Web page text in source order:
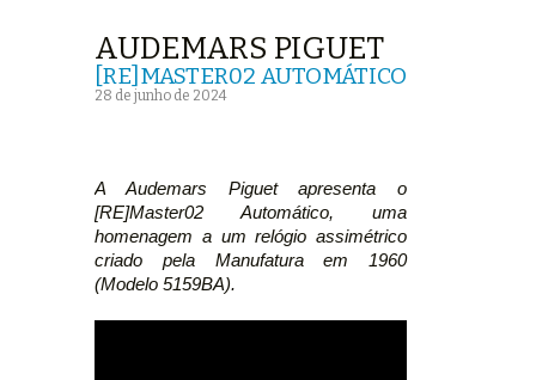
AUDEMARS PIGUET
[RE]MASTER02 AUTOMÁTICO
28 de junho de 2024
A Audemars Piguet apresenta o
[RE]Master02 Automático, uma
homenagem a um relógio assimétrico
criado pela Manufatura em 1960
(Modelo 5159BA).